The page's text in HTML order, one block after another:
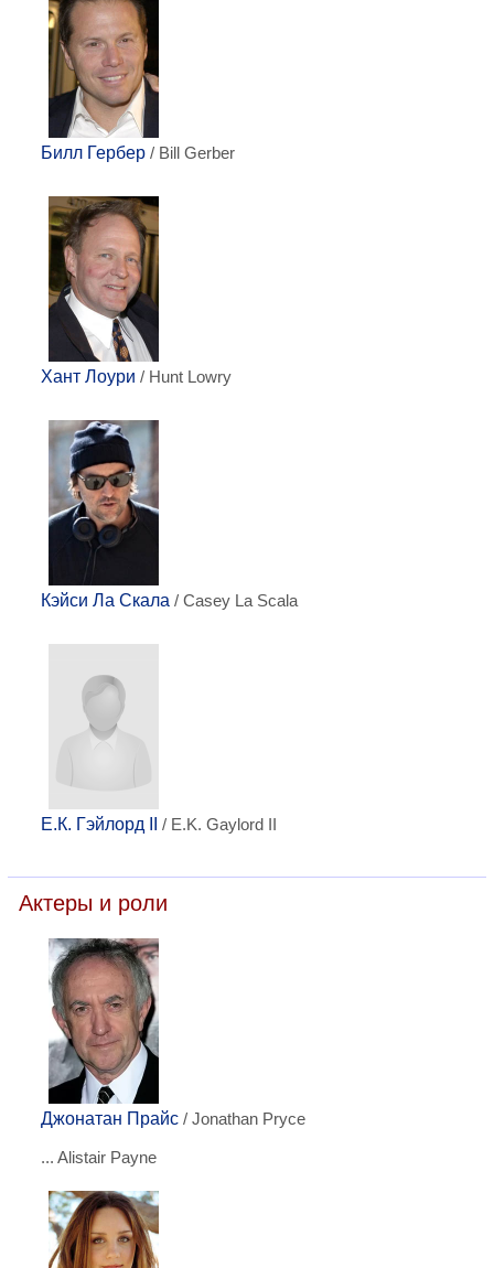
Билл Гербер / Bill Gerber
Хант Лоури / Hunt Lowry
Кэйси Ла Скала / Casey La Scala
Е.К. Гэйлорд II / E.K. Gaylord II
Актеры и роли
Джонатан Прайс / Jonathan Pryce
... Alistair Payne